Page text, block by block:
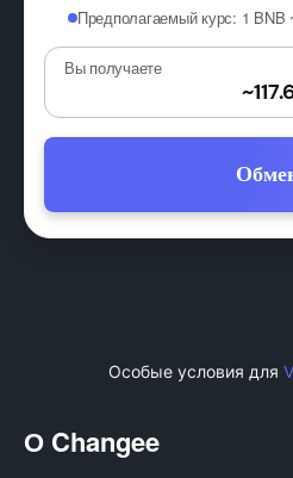
Предполагаемый курс: 1 BNB
Вы получаете
Особые условия для
О Changee